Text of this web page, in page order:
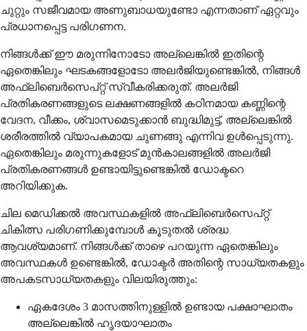
ചുറ്റും സജീവമായ അണുബാധയുണ്ടോ എന്നതാണ് ഏറ്റവും
പ്രധാനപ്പെട്ട പരിഗണന.
നിങ്ങൾക്ക് ഈ മരുന്നിനോടോ അല്ലെങ്കിൽ ഇതിന്റെ
ഏതെങ്കിലും ഘടകങ്ങളോടോ അലർജിയുണ്ടെങ്കിൽ, നിങ്ങൾ
അഫ്‌ലിബെർസെപ്റ്റ് സ്വീകരിക്കരുത്. അലർജി
പ്രതികരണങ്ങളുടെ ലക്ഷണങ്ങളിൽ കഠിനമായ കണ്ണിന്റെ
വേദന, വീക്കം, ശ്വാസമെടുക്കാൻ ബുദ്ധിമുട്ട്, അല്ലെങ്കിൽ
ശരീരത്തിൽ വ്യാപകമായ ചുണങ്ങു എന്നിവ ഉൾപ്പെടുന്നു.
ഏതെങ്കിലും മരുന്നുകളോട് മുൻകാലങ്ങളിൽ അലർജി
പ്രതികരണങ്ങൾ ഉണ്ടായിട്ടുണ്ടെങ്കിൽ ഡോക്ടറെ
അറിയിക്കുക.
ചില മെഡിക്കൽ അവസ്ഥകളിൽ അഫ്‌ലിബെർസെപ്റ്റ്
ചികിത്സ പരിഗണിക്കുമ്പോൾ കൂടുതൽ ശ്രദ്ധ
ആവശ്യമാണ്. നിങ്ങൾക്ക് താഴെ പറയുന്ന ഏതെങ്കിലും
അവസ്ഥകൾ ഉണ്ടെങ്കിൽ, ഡോക്ടർ അതിന്റെ സാധ്യതകളും
അപകടസാധ്യതകളും വിലയിരുത്തും:
ഏകദേശം 3 മാസത്തിനുള്ളിൽ ഉണ്ടായ പക്ഷാഘാതം
അല്ലെങ്കിൽ ഹൃദയാഘാതം